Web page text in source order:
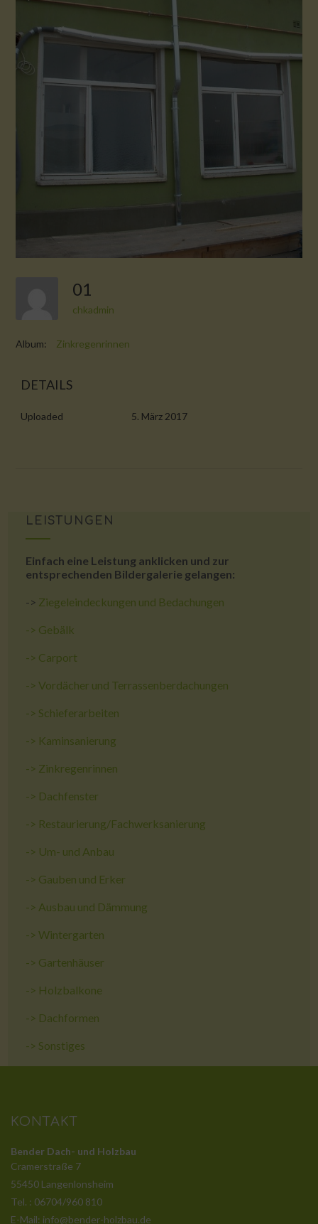
01
chkadmin
Album: Zinkregenrinnen
DETAILS
Uploaded 5. März 2017
LEISTUNGEN
Einfach eine Leistung anklicken und zur
entsprechenden Bildergalerie gelangen:
-> Ziegeleindeckungen und Bedachungen
-> Gebälk
-> Carport
->Vordächer und Terrassenberdachungen
-> Schieferarbeiten
-> Kaminsanierung
-> Zinkregenrinnen
-> Dachfenster
-> Restaurierung/Fachwerksanierung
-> Um- und Anbau
-> Gauben und Erker
-> Ausbau und Dämmung
->Wintergarten
-> Gartenhäuser
-> Holzbalkone
-> Dachformen
-> Sonstiges
KONTAKT
Bender Dach- und Holzbau
Cramerstraße 7
55450 Langenlonsheim
Tel. : 06704/960 810
E-Mail: info@bender-holzbau.de